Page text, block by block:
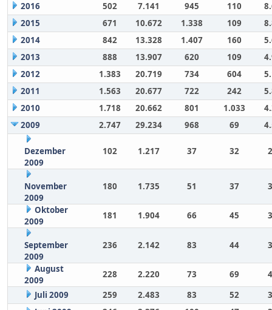
2016
502 7.141 945 110
2015
671 10.672 1.338 109
2014
842 13.328 1.407 160
2013
888 13.907 620 109
2012
1.383 20.719 734 604
2011
1.563 20.677 722 242
2010
1.718 20.662 801 1.033
2009
2.747 29.234 968 69
Dezember
2009
102 1.217 37 32
November
2009
180 1.735 51 37
Oktober
2009
181 1.904 66 45
September
2009
236 2.142 83 44
August
2009
228 2.220 73 69
Juli 2009
259 2.483 83 52